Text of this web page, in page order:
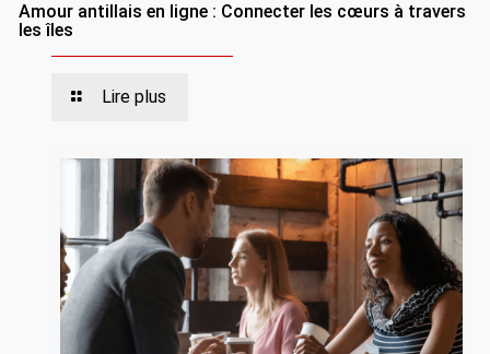
Amour antillais en ligne : Connecter les cœurs à travers
les îles
Lire plus